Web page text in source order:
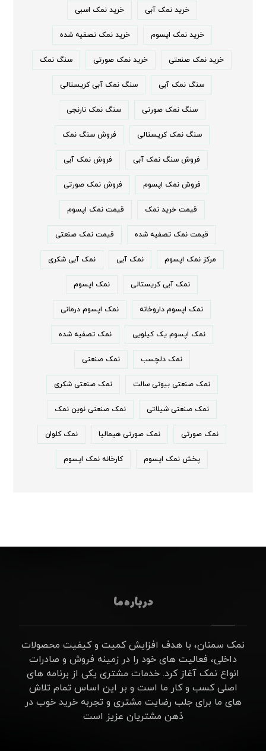
خرید نمک آبی خرید نمک اسبی
خرید نمک اپسوم خرید نمک تصفیه شده
خرید نمک صنعتی خرید نمک صورتی سنگ نمک
سنگ نمک آبی سنگ نمک آبی کریستالی
سنگ نمک صورتی سنگ نمک نارنجی
سنگ نمک کریستالی فروش سنگ نمک
فروش سنگ نمک آبی فروش نمک آبی
فروش نمک اپسوم فروش نمک صورتی
قیمت خرید نمک قیمت نمک اپسوم
قیمت نمک تصفیه شده قیمت نمک صنعتی
مرکز نمک اپسوم نمک آبی نمک آبی شکری
نمک آبی کریستالی نمک اپسوم
نمک اپسوم داروخانه نمک اپسوم درمانی
نمک اپسوم یک کیلویی نمک تصفیه شده
نمک دلچسب نمک صنعتی
نمک صنعتی بیوتی سالت نمک صنعتی شکری
نمک صنعتی شیلاتی نمک صنعتی نوین نمک
نمک صورتی نمک صورتی هیمالیا نمک کلوان
پخش نمک اپسوم کارخانه نمک اپسوم
درباره ما
نمک سمنان، با هدف افزایش کمیت و کیفیت محصولات
داخلی، فعالیت های خود را در زمینه فروش و صادرات
انواع نمک آغاز کرد. خدمات مشتری یکی از برنامه های
اصلی کسب و کار ما است و بر این اساس تمام تلاش
های ما برای جلب رضایت مشتری و تجربه خرید خوب در
ذهن مشتریان عزیز است